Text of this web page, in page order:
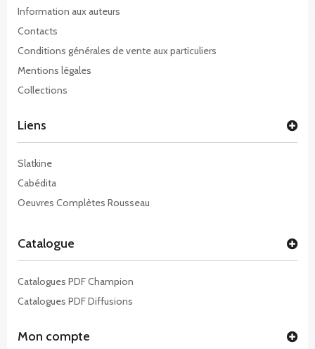
Information aux auteurs
Contacts
Conditions générales de vente aux particuliers
Mentions légales
Collections
Liens
Slatkine
Cabédita
Oeuvres Complètes Rousseau
Catalogue
Catalogues PDF Champion
Catalogues PDF Diffusions
Mon compte